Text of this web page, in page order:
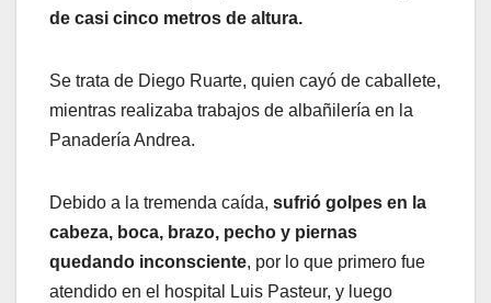
de casi cinco metros de altura.
Se trata de Diego Ruarte, quien cayó de caballete,
mientras realizaba trabajos de albañilería en la
Panadería Andrea.
Debido a la tremenda caída, sufrió golpes en la
cabeza, boca, brazo, pecho y piernas
quedando inconsciente, por lo que primero fue
atendido en el hospital Luis Pasteur, y luego